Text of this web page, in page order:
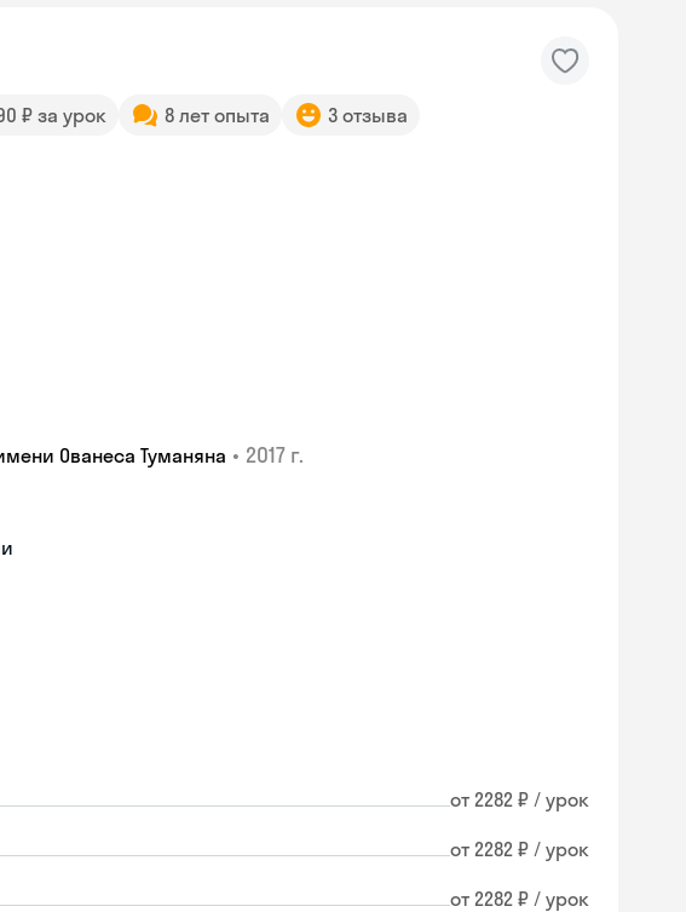
₽ за урок 8 лет опыта 3 отзыва
Ованеса Туманяна • 2017 г.
от 2282 ₽ / урок
от 2282 ₽ / урок
от 2282 ₽ / урок